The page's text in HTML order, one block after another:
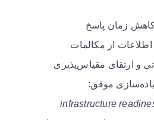
زمان پاسخ
از مکالمات
و ارتقای مقیاس‌پذیری
موفق:
infrastructure